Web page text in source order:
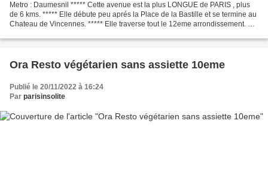
Metro : Daumesnil ***** Cette avenue est la plus LONGUE de PARIS , plus
de 6 kms. ***** Elle débute peu aprés la Place de la Bastille et se termine au
Chateau de Vincennes. ***** Elle traverse tout le 12eme arrondissement. Au
Ora Resto végétarien sans assiette 10eme
Publié le 20/11/2022 à 16:24
Par parisinsolite